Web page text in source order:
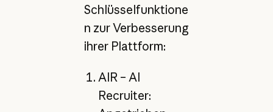
Schlüsselfunktione
n zur Verbesserung
ihrer Plattform:
AIR – AI
Recruiter: